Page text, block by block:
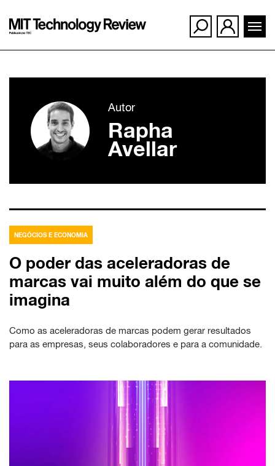
conteúdo
Autor
Rapha
Avellar
NEGÓCIOS E ECONOMIA
O poder das aceleradoras de
marcas vai muito além do que se
imagina
Como as aceleradoras de marcas podem gerar resultados
para as empresas, seus colaboradores e para a comunidade.